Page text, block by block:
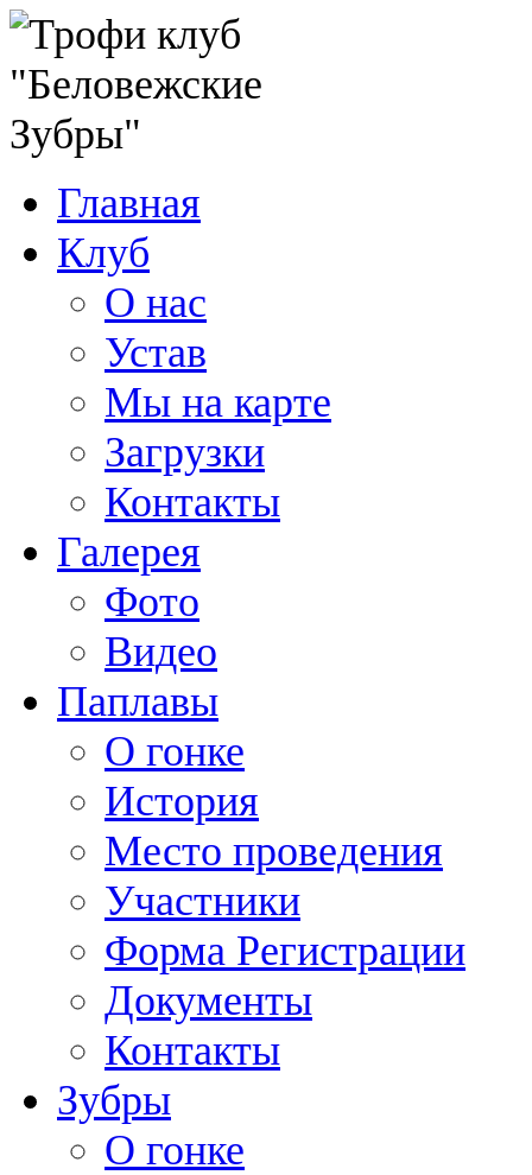
Главная
Клуб
О нас
Устав
Мы на карте
Загрузки
Контакты
Галерея
Фото
Видео
Паплавы
О гонке
История
Место проведения
Участники
Форма Регистрации
Документы
Контакты
Зубры
О гонке